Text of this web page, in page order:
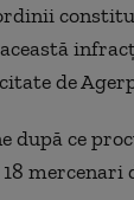
de
după ce
mercenari